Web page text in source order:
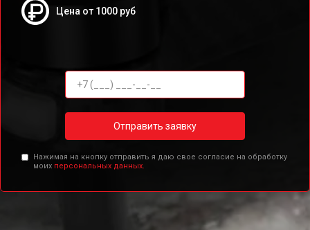
Цена от 1000 руб
Отправить заявку
Нажимая на кнопку отправить я даю свое согласие на обработку
моих персональных данных.